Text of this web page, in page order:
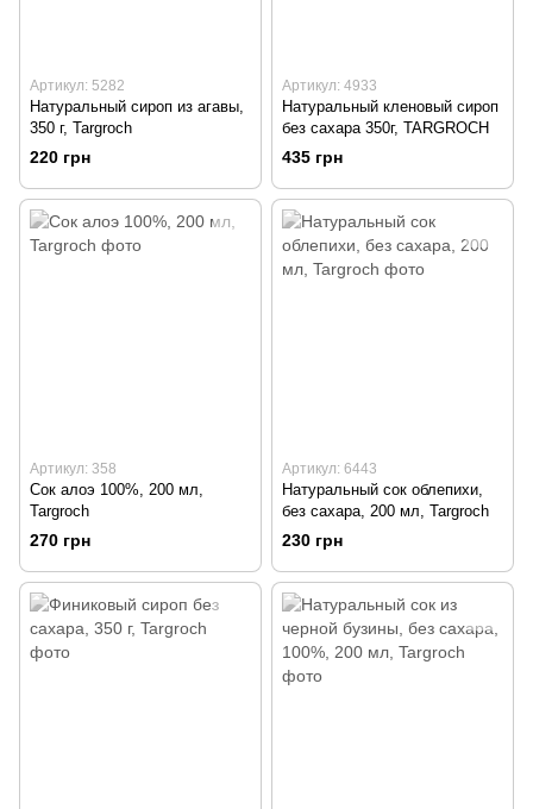
Артикул: 5282
Натуральный сироп из агавы,
350 г, Targroch
220 грн
Артикул: 4933
Натуральный кленовый сироп
без сахара 350г, TARGROCH
435 грн
Артикул: 358
Сок алоэ 100%, 200 мл,
Targroch
270 грн
Артикул: 6443
Натуральный сок облепихи,
без сахара, 200 мл, Targroch
230 грн